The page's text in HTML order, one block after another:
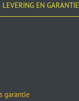
LEVERING EN GARANTIE
garantie